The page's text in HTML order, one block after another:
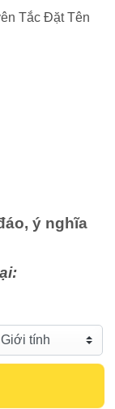
ý nghĩa